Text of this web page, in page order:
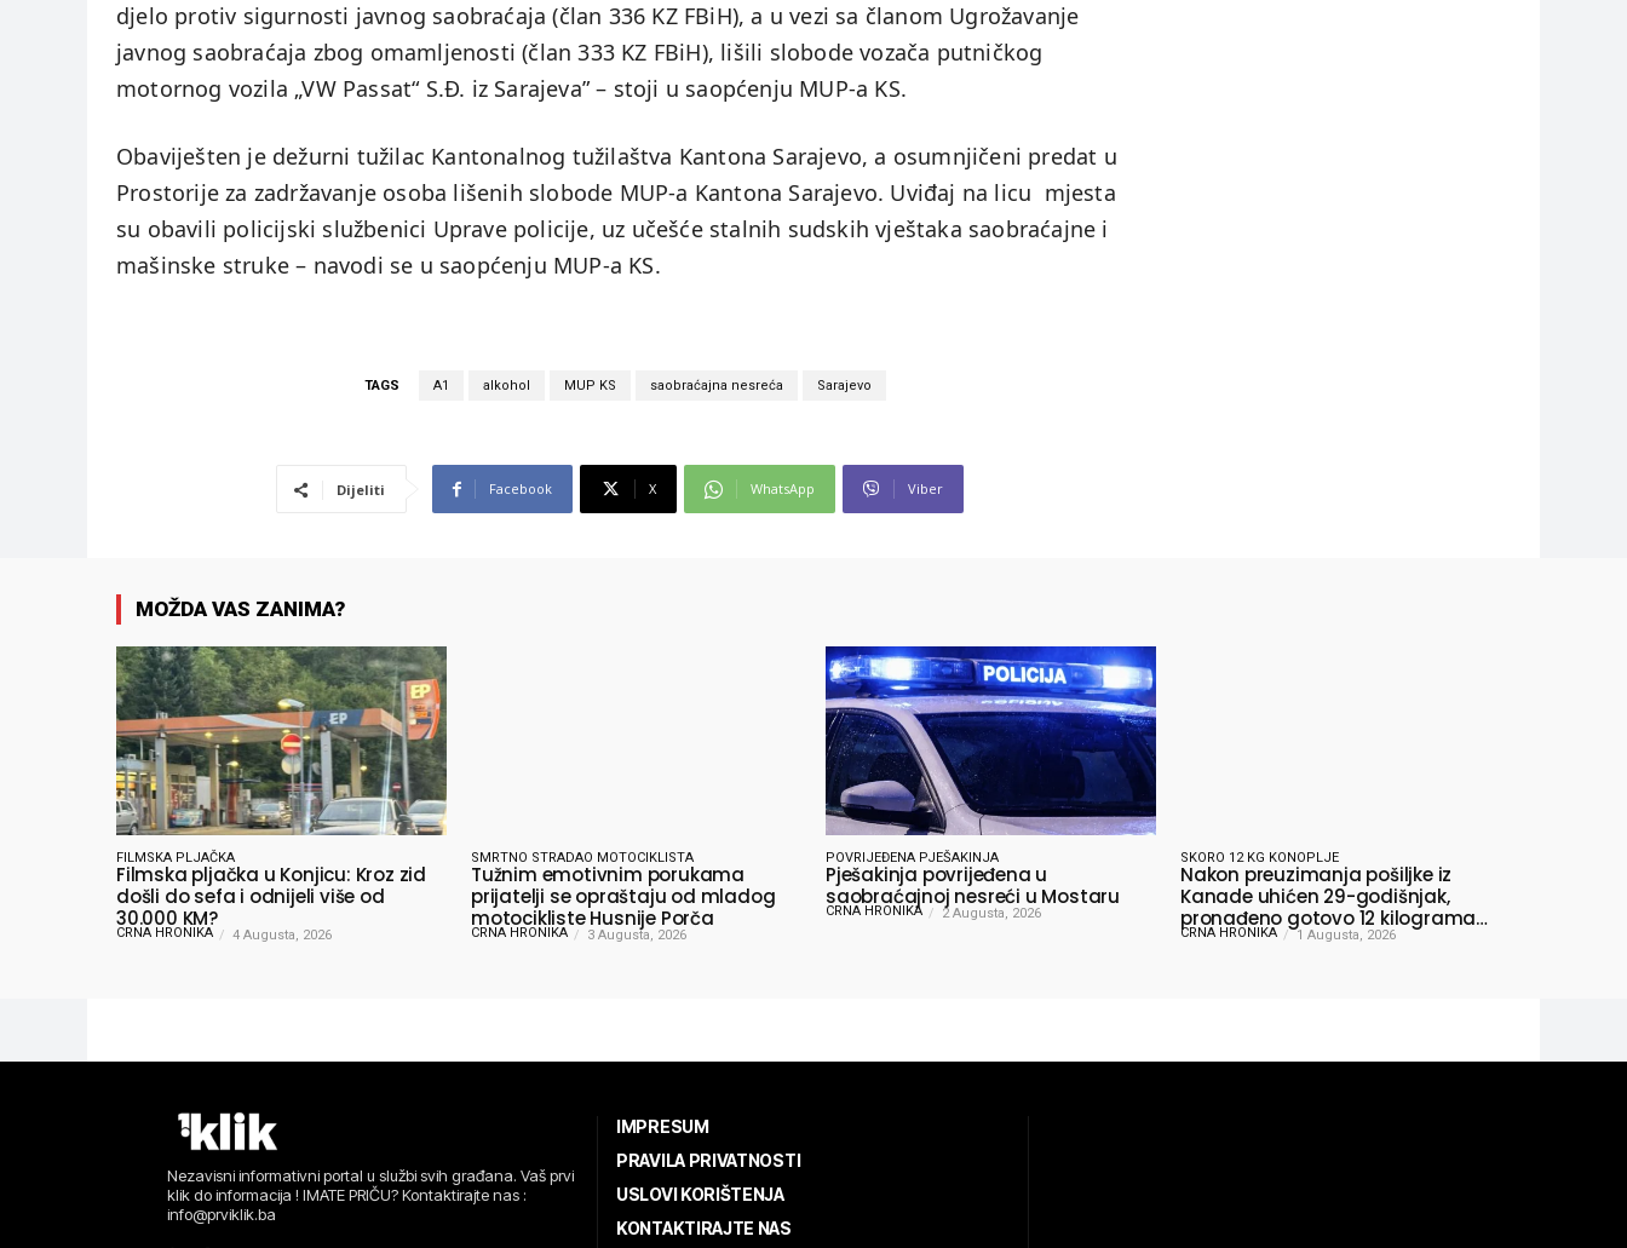
djelo protiv sigurnosti javnog saobraćaja (član 336 KZ FBiH), a u vezi sa članom Ugrožavanje
javnog saobraćaja zbog omamljenosti (član 333 KZ FBiH), lišili slobode vozača putničkog
motornog vozila „VW Passat“ S.Đ. iz Sarajeva” – stoji u saopćenju MUP-a KS.
Obaviješten je dežurni tužilac Kantonalnog tužilaštva Kantona Sarajevo, a osumnjičeni predat u
Prostorije za zadržavanje osoba lišenih slobode MUP-a Kantona Sarajevo. Uviđaj na licu mjesta
su obavili policijski službenici Uprave policije, uz učešće stalnih sudskih vještaka saobraćajne i
mašinske struke – navodi se u saopćenju MUP-a KS.
TAGS A1 alkohol MUP KS saobraćajna nesreća Sarajevo
Dijeliti Facebook X WhatsApp Viber
MOŽDA VAS ZANIMA?
FILMSKA PLJAČKA
Filmska pljačka u Konjicu: Kroz zid
došli do sefa i odnijeli više od
30.000 KM?
CRNA HRONIKA 4 Augusta, 2026
SMRTNO STRADAO MOTOCIKLISTA
Tužnim emotivnim porukama
prijatelji se opraštaju od mladog
motocikliste Husnije Porča
CRNA HRONIKA 3 Augusta, 2026
POVRIJEĐENA PJEŠAKINJA
Pješakinja povrijeđena u
saobraćajnoj nesreći u Mostaru
CRNA HRONIKA 2 Augusta, 2026
SKORO 12 KG KONOPLJE
Nakon preuzimanja pošiljke iz
Kanade uhićen 29-godišnjak,
pronađeno gotovo 12 kilograma
konoplje
CRNA HRONIKA 1 Augusta, 2026
Nezavisni informativni portal u službi svih građana. Vaš prvi
klik do informacija ! IMATE PRIČU? Kontaktirajte nas :
info@prviklik.ba
IMPRESUM
PRAVILA PRIVATNOSTI
USLOVI KORIŠTENJA
KONTAKTIRAJTE NAS